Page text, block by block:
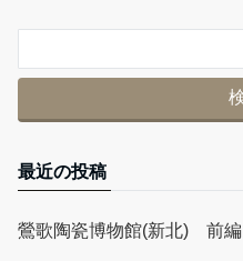
最近の投稿
鶯歌陶瓷博物館(新北) 前編